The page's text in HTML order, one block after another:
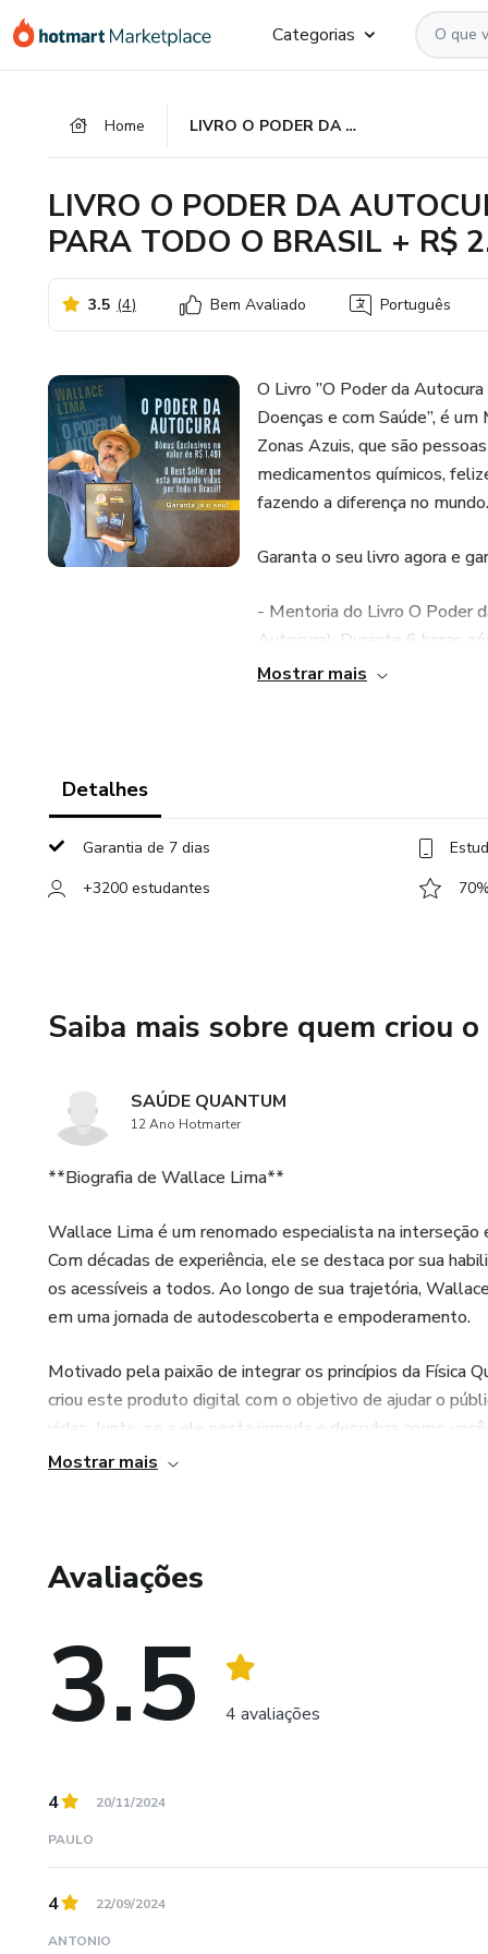
para
para
para
Categorias
Home LIVRO O PODER DA AUTOCURA COM FRETE GRATUITO PARA TODO O BRASIL + R$ 2.488 EM BÔNUS EXCLUSIVOS
LIVRO O PODER DA
PARA TODO O BRASIL + R$
3.5 (4) Bem Avaliado Português
O Livro ”O Poder da
Doenças e com Saúde”, é
Zonas Azuis, que são
medicamentos químicos,
fazendo a diferença no mundo.
Garanta o seu livro agora e
- Mentoria do Livro O Poder
Autocura): Durante 6 horas
caminho das curas naturais
- Meditação Quântica de
ativar a inteligência inata do
dicas do livro.
Todos os bônus ficarão
Você irá aprender como
libertar de mais de 100 tipos
Você terá uma orientação
depressão e a ansiedade,
invasivos.
Mostrar mais
Detalhes
Garantia de 7 dias
+3200 estudantes
Saiba mais sobre quem criou
SAÚDE QUANTUM
12 Ano Hotmarter
**Biografia de Wallace Lima**
Wallace Lima é um renomado especialista na
Com décadas de experiência, ele se destaca por sua
os acessíveis a todos. Ao longo de sua trajetória,
em uma jornada de autodescoberta e empoderamento.
Motivado pela paixão de integrar os princípios da Física
criou este produto digital com o objetivo de ajudar o
vidas. Junte-se a ele nesta jornada e descubra como
Mostrar mais
Avaliações
3.5 4 avaliações
4 20/11/2024
PAULO
4 22/09/2024
ANTONIO